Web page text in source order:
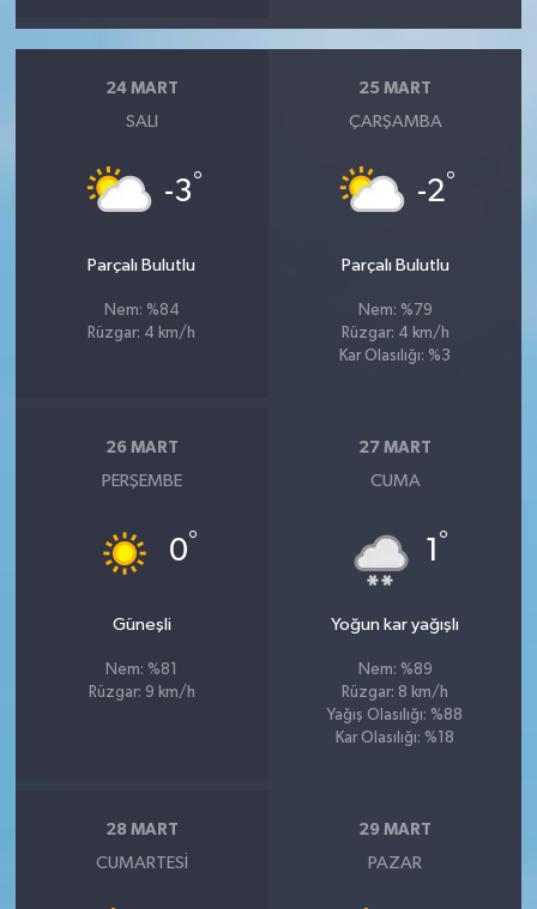
24 MART
SALI
-3°
Parçalı Bulutlu
Nem: %84
Rüzgar: 4 km/h
25 MART
ÇARŞAMBA
-2°
Parçalı Bulutlu
Nem: %79
Rüzgar: 4 km/h
Kar Olasılığı: %3
26 MART
PERŞEMBE
0°
Güneşli
Nem: %81
Rüzgar: 9 km/h
27 MART
CUMA
1 °
Yoğun kar yağışlı
Nem: %89
Rüzgar: 8 km/h
Yağış Olasılığı: %88
Kar Olasılığı: %18
28 MART
CUMARTESI
29 MART
PAZAR